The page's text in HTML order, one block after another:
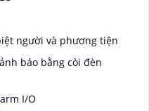
người và phương tiện
báo bằng còi đèn
I/O